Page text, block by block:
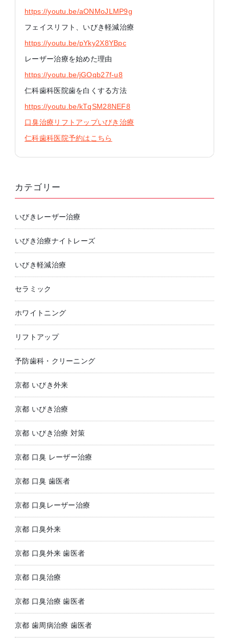
https://youtu.be/aONMoJLMP9g
フェイスリフト、いびき軽減治療
https://youtu.be/pYky2X8YBpc
レーザー治療を始めた理由
https://youtu.be/jGOqb27f-u8
仁科歯科医院歯を白くする方法
https://youtu.be/kTqSM28NEF8
口臭治療リフトアップいびき治療
仁科歯科医院予約はこちら
カテゴリー
いびきレーザー治療
いびき治療ナイトレーズ
いびき軽減治療
セラミック
ホワイトニング
リフトアップ
予防歯科・クリーニング
京都 いびき外来
京都 いびき治療
京都 いびき治療 対策
京都 口臭 レーザー治療
京都 口臭 歯医者
京都 口臭レーザー治療
京都 口臭外来
京都 口臭外来 歯医者
京都 口臭治療
京都 口臭治療 歯医者
京都 歯周病治療 歯医者